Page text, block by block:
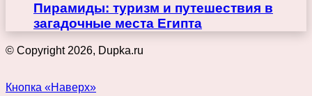
Пирамиды: туризм и путешествия в
загадочные места Египта
© Copyright 2026, Dupka.ru
Кнопка «Наверх»